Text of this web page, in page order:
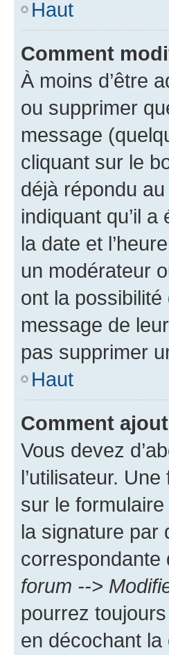
Haut
Comment
À moins d’être
ou supprimer
message
cliquant sur le
déjà répondu
indiquant qu’il
la date et
un modérateur
ont la possibilité
message de
pas supprimer
Haut
Comment
Vous devez
l’utilisateur.
sur le
la signature par
correspondante
forum -->
pourrez
en décochant